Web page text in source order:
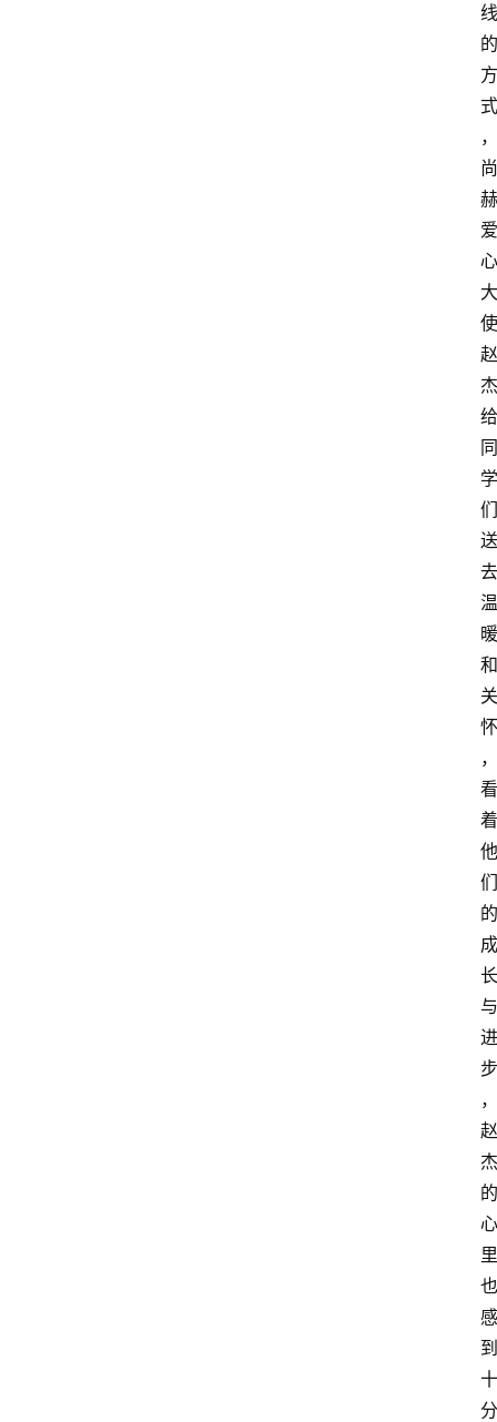
线
的
方
式
，
尚
赫
爱
心
大
使
赵
杰
给
同
学
们
送
去
温
暖
和
关
怀
，
看
着
他
们
的
成
长
与
进
步
，
赵
杰
的
心
里
也
感
到
十
分